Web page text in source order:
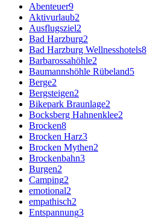
Abenteuer9
Aktivurlaub2
Ausflugsziel2
Bad Harzburg2
Bad Harzburg Wellnesshotels8
Barbarossahöhle2
Baumannshöhle Rübeland5
Berge2
Bergsteigen2
Bikepark Braunlage2
Bocksberg Hahnenklee2
Brocken8
Brocken Harz3
Brocken Mythen2
Brockenbahn3
Burgen2
Camping2
emotional2
empathisch2
Entspannung3